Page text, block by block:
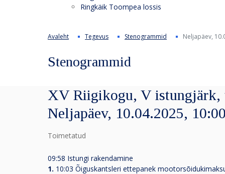
Ringkäik Toompea lossis
Avaleht Tegevus Stenogrammid Neljapäev,
Stenogrammid
XV Riigikogu, V istungjärk,
Neljapäev, 10.04.2025,
Toimetatud
09:58 Istungi rakendamine
1. 10:03 Õiguskantsleri ettepanek